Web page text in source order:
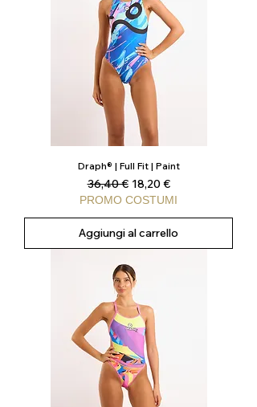
Draph® | Full Fit | Paint
Prezzo regolare
36,40 € Prezzo scontato
18,20 €
PROMO COSTUMI
Aggiungi al carrello